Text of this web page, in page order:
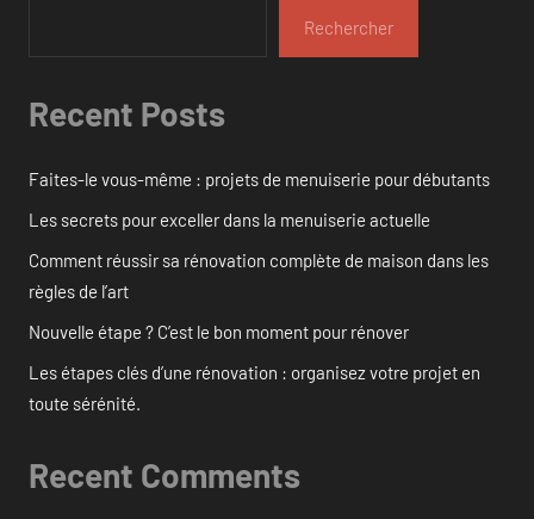
Rechercher
Recent Posts
Faites-le vous-même : projets de menuiserie pour débutants
Les secrets pour exceller dans la menuiserie actuelle
Comment réussir sa rénovation complète de maison dans les
règles de l’art
Nouvelle étape ? C’est le bon moment pour rénover
Les étapes clés d’une rénovation : organisez votre projet en
toute sérénité.
Recent Comments